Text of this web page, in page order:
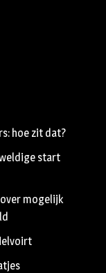
hoe zit dat?
start
mogelijk